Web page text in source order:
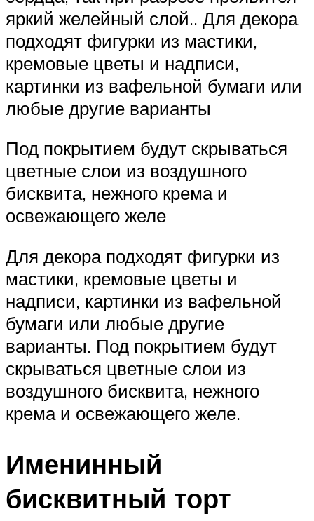
яркий желейный слой.. Для декора
подходят фигурки из мастики,
кремовые цветы и надписи,
картинки из вафельной бумаги или
любые другие варианты
Под покрытием будут скрываться
цветные слои из воздушного
бисквита, нежного крема и
освежающего желе
Для декора подходят фигурки из
мастики, кремовые цветы и
надписи, картинки из вафельной
бумаги или любые другие
варианты. Под покрытием будут
скрываться цветные слои из
воздушного бисквита, нежного
крема и освежающего желе.
Именинный
бисквитный торт